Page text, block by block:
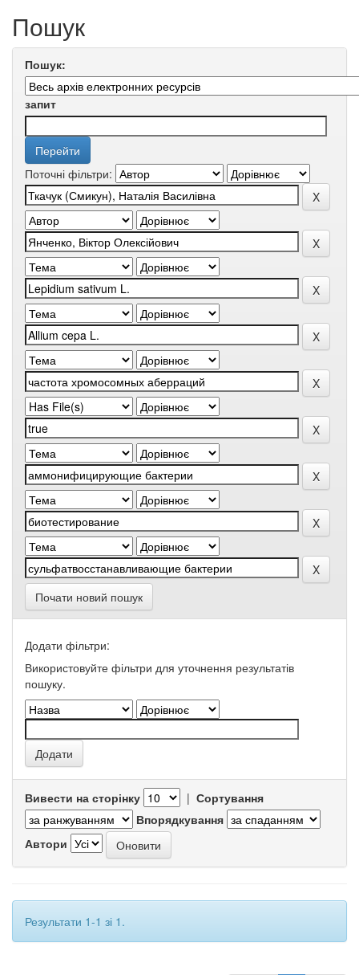
Пошук
Пошук:
запит
Поточні фільтри:
Почати новий пошук
Додати фільтри:
Використовуйте фільтри для уточнення результатів
пошуку.
Вивести на сторінку | Сортування
Впорядкування
Автори
Результати 1-1 зі 1.